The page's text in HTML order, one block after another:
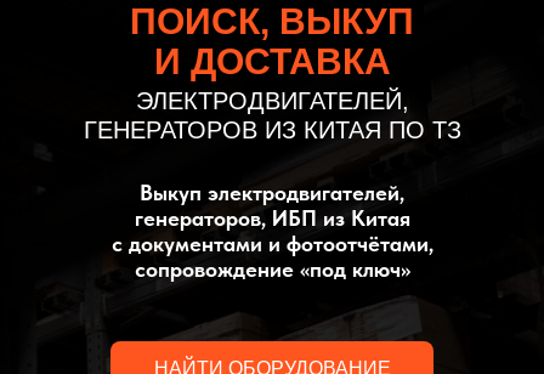
Закупка в Китае Дополнительные услуги
НАЙТИ ОБОРУДОВАНИЕ
Выкуп электродвигателей,
генераторов, ИБП из Китая
с документами и фотоотчётами,
сопровождение «под ключ»
ЭЛЕКТРОДВИГАТЕЛЕЙ,
ГЕНЕРАТОРОВ ИЗ КИТАЯ ПО ТЗ
ПОИСК, ВЫКУП
И ДОСТАВКА